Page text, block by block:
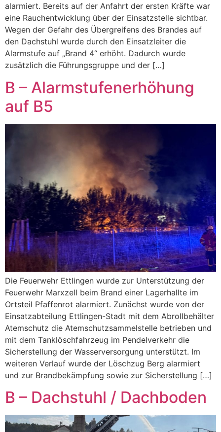
alarmiert. Bereits auf der Anfahrt der ersten Kräfte war
eine Rauchentwicklung über der Einsatzstelle sichtbar.
Wegen der Gefahr des Übergreifens des Brandes auf
den Dachstuhl wurde durch den Einsatzleiter die
Alarmstufe auf „Brand 4“ erhöht. Dadurch wurde
zusätzlich die Führungsgruppe und der […]
B – Alarmstufenerhöhung
auf B5
Die Feuerwehr Ettlingen wurde zur Unterstützung der
Feuerwehr Marxzell beim Brand einer Lagerhallte im
Ortsteil Pfaffenrot alarmiert. Zunächst wurde von der
Einsatzabteilung Ettlingen-Stadt mit dem Abrollbehälter
Atemschutz die Atemschutzsammelstelle betrieben und
mit dem Tanklöschfahrzeug im Pendelverkehr die
Sicherstellung der Wasserversorgung unterstützt. Im
weiteren Verlauf wurde der Löschzug Berg alarmiert
und zur Brandbekämpfung sowie zur Sicherstellung […]
B – Dachstuhl / Dachboden